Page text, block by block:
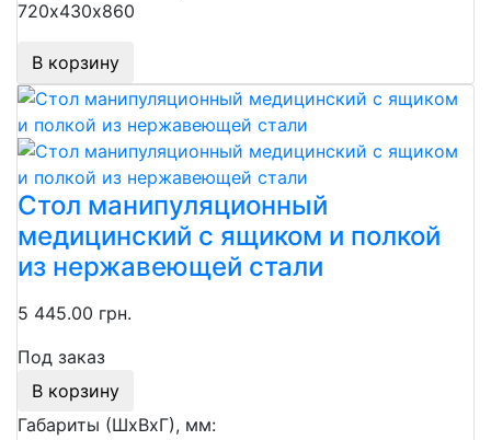
720х430х860
В корзину
Стол манипуляционный
медицинский с ящиком и полкой
из нержавеющей стали
5 445.00 грн.
Под заказ
В корзину
Габариты (ШхВхГ), мм: